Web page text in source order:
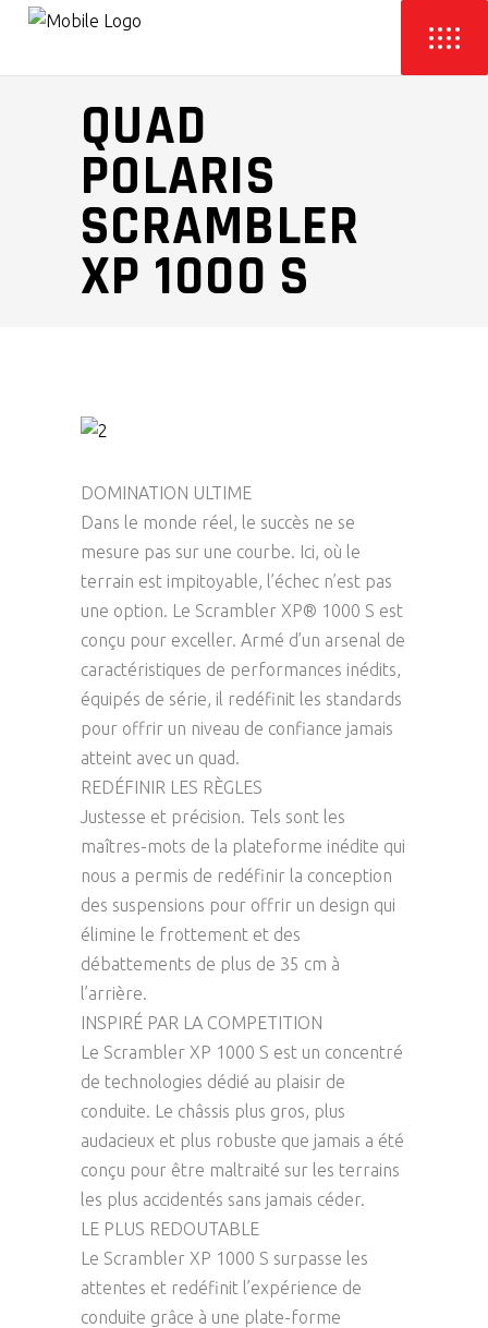
QUAD
POLARIS
SCRAMBLER
XP 1000 S
DOMINATION ULTIME
Dans le monde réel, le succès ne se
mesure pas sur une courbe. Ici, où le
terrain est impitoyable, l’échec n’est pas
une option. Le Scrambler XP® 1000 S est
conçu pour exceller. Armé d’un arsenal de
caractéristiques de performances inédits,
équipés de série, il redéfinit les standards
pour offrir un niveau de confiance jamais
atteint avec un quad.
REDÉFINIR LES RÈGLES
Justesse et précision. Tels sont les
maîtres-mots de la plateforme inédite qui
nous a permis de redéfinir la conception
des suspensions pour offrir un design qui
élimine le frottement et des
débattements de plus de 35 cm à
l’arrière.
INSPIRÉ PAR LA COMPETITION
Le Scrambler XP 1000 S est un concentré
de technologies dédié au plaisir de
conduite. Le châssis plus gros, plus
audacieux et plus robuste que jamais a été
conçu pour être maltraité sur les terrains
les plus accidentés sans jamais céder.
LE PLUS REDOUTABLE
Le Scrambler XP 1000 S surpasse les
attentes et redéfinit l’expérience de
conduite grâce à une plate-forme